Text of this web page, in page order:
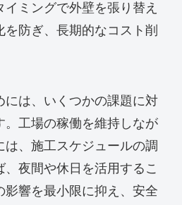
ミングで外壁を張り替え
防ぎ、長期的なコスト削
には、いくつかの課題に対
。工場の稼働を維持しなが
は、施工スケジュールの調
夜間や休日を活用するこ
影響を最小限に抑え、安全